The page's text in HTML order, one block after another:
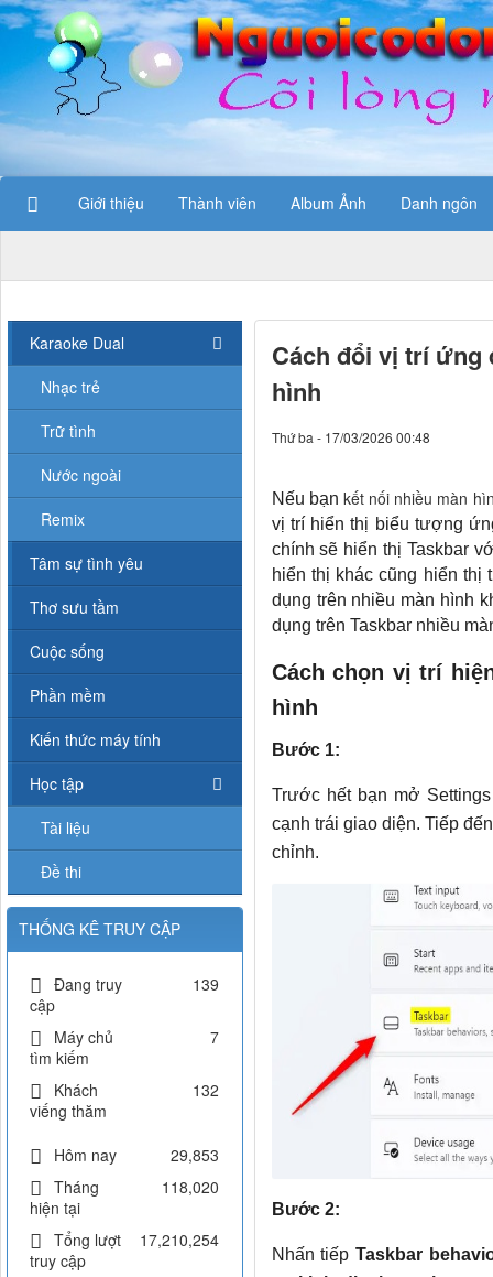
Giới thiệu Thành viên Album Ảnh Danh ngôn
Cách đổi vị trí ứng
hình
Thứ ba - 17/03/2026 00:48
Nếu bạn kết nối nhiều màn
vị trí hiển thị biểu tượng
chính sẽ hiển thị Taskbar
hiển thị khác cũng hiển thị
dụng trên nhiều màn hình
dụng trên Taskbar nhiều
Cách chọn vị trí
hình
Bước 1:
Trước hết bạn mở
cạnh trái giao diện. Tiếp
chỉnh.
Bước 2:
Nhấn tiếpTaskbar
Karaoke Dual
Nhạc trẻ
Trữ tình
Nước ngoài
Remix
Tâm sự tình yêu
Thơ sưu tầm
Cuộc sống
Phần mềm
Kiến thức máy tính
Học tập
Tài liệu
Đề thi
THỐNG KÊ TRUY CẬP
Đang truy
cập
139
Máy chủ
tìm kiếm
7
Khách
viếng thăm
132
Hôm nay
29,853
Tháng
hiện tại
118,020
Tổng lượt
truy cập
17,210,254